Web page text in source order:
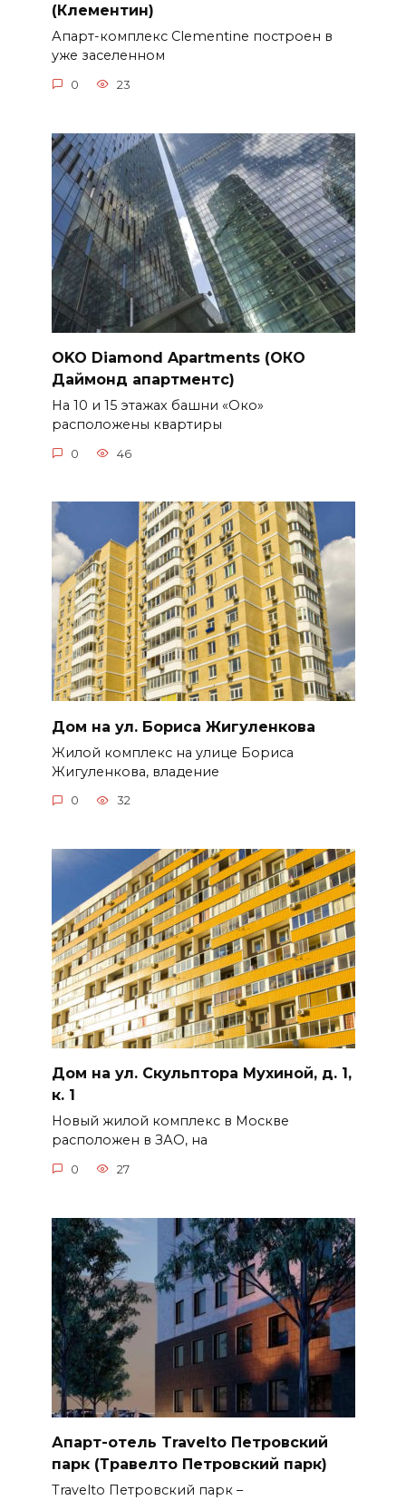
(Клементин)
Апарт-комплекс Clementine построен в
уже заселенном
0 23
OKO Diamond Apartments (ОКО
Даймонд апартментс)
На 10 и 15 этажах башни «Око»
расположены квартиры
0 46
Дом на ул. Бориса Жигуленкова
Жилой комплекс на улице Бориса
Жигуленкова, владение
0 32
Дом на ул. Скульптора Мухиной, д. 1,
к. 1
Новый жилой комплекс в Москве
расположен в ЗАО, на
0 27
Апарт-отель Travelto Петровский
парк (Травелто Петровский парк)
Travelto Петровский парк –